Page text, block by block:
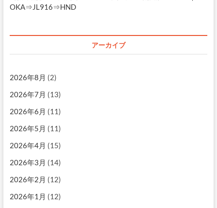
OKA⇒JL916⇒HND
アーカイブ
2026年8月 (2)
2026年7月 (13)
2026年6月 (11)
2026年5月 (11)
2026年4月 (15)
2026年3月 (14)
2026年2月 (12)
2026年1月 (12)